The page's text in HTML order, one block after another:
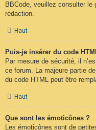
BBCode, veuillez consulter
rédaction.
Haut
Puis-je insérer du code
Par mesure de sécurité, il
ce forum. La majeure partie
du code HTML peut être
Haut
Que sont les émoticônes ?
Les émoticônes sont de